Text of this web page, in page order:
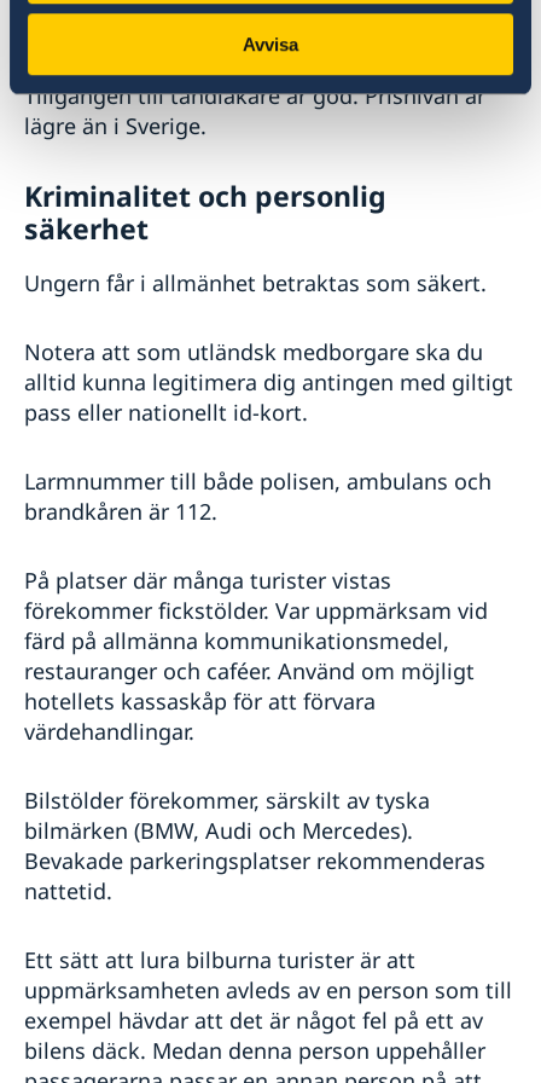
Avvisa
är vanligt förekommande.
Tillgången till tandläkare är god. Prisnivån är
lägre än i Sverige.
Kriminalitet och personlig
säkerhet
Ungern får i allmänhet betraktas som säkert.
Notera att som utländsk medborgare ska du
alltid kunna legitimera dig antingen med giltigt
pass eller nationellt id-kort.
Larmnummer till både polisen, ambulans och
brandkåren är 112.
På platser där många turister vistas
förekommer fickstölder. Var uppmärksam vid
färd på allmänna kommunikationsmedel,
restauranger och caféer. Använd om möjligt
hotellets kassaskåp för att förvara
värdehandlingar.
Bilstölder förekommer, särskilt av tyska
bilmärken (BMW, Audi och Mercedes).
Bevakade parkeringsplatser rekommenderas
nattetid.
Ett sätt att lura bilburna turister är att
uppmärksamheten avleds av en person som till
exempel hävdar att det är något fel på ett av
bilens däck. Medan denna person uppehåller